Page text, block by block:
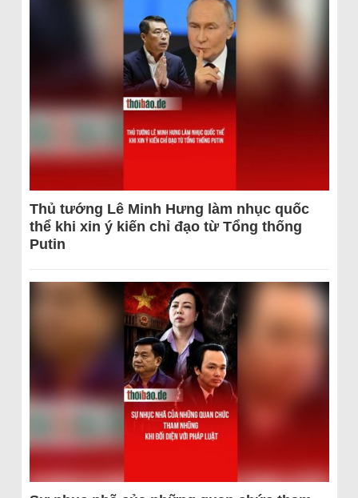
Thủ tướng Lê Minh Hưng làm nhục quốc
thể khi xin ý kiến chỉ đạo từ Tổng thống
Putin